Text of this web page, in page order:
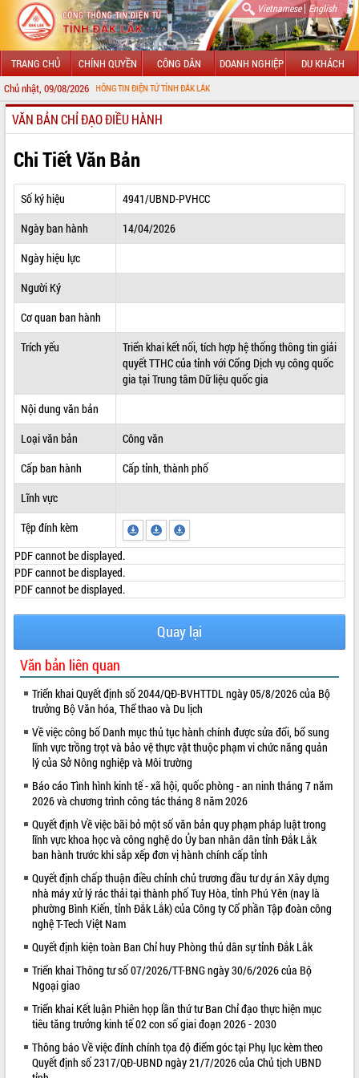
Vietnamese| English
TRANG CHỦ CHÍNH QUYỀN CÔNG DÂN DOANH NGHIỆP DU KHÁCH
Chủ nhật, 09/08/2026
VỚI CỔNG THÔNG TIN ĐIỆN TỬ TỈNH ĐẮK LẮK
GIỚI THIỆU
LÃNH ĐẠO UBND TỈNH
TIN TỨC SỰ KIỆN
SỞ, BAN, NGÀNH
THÔNG TIN CHỈ ĐẠO ĐIỀU HÀNH
HỆ THỐNG VĂN BẢN
VĂN BẢN HĐND TỈNH
QUY HOẠCH - KẾ HOẠCH
VIDEO
Trailer Lễ hội Sầu riêng Đắk Lắk năm
2026
và tặng quà người dân xã Cư Pui
Hội nghị UBND tỉnh Đắk Lắk thường kỳ
tháng 7/2026
Lễ truy tặng danh hiệu “Bà Mẹ Việt
Nam Anh hùng” và trao Huân chương
Lao động
UBND tỉnh Đắk Lắk triển khai nhiệm
ALBUM ẢNH
VĂN BẢN CHỈ ĐẠO ĐIỀU HÀNH
Chi Tiết Văn Bản
Số ký hiệu
4941/UBND-PVHCC
Ngày ban hành
14/04/2026
Ngày hiệu lực
Người Ký
Cơ quan ban hành
Trích yếu
Triển khai kết nối, tích hợp hệ thống thông tin giải
quyết TTHC của tỉnh với Cổng Dịch vụ công quốc
gia tại Trung tâm Dữ liệu quốc gia
Nội dung văn bản
Loại văn bản
Công văn
Cấp ban hành
Cấp tỉnh, thành phố
Lĩnh vực
Tệp đính kèm
PDF cannot be displayed.
PDF cannot be displayed.
PDF cannot be displayed.
Quay lại
Văn bản liên quan
Triển khai Quyết định số 2044/QĐ-BVHTTDL ngày 05/8/2026 của Bộ
trưởng Bộ Văn hóa, Thể thao và Du lịch
Về việc công bố Danh mục thủ tục hành chính được sửa đổi, bổ sung
lĩnh vực trồng trọt và bảo vệ thực vật thuộc phạm vi chức năng quản
lý của Sở Nông nghiệp và Môi trường
Báo cáo Tình hình kinh tế - xã hội, quốc phòng - an ninh tháng 7 năm
2026 và chương trình công tác tháng 8 năm 2026
Quyết định Về việc bãi bỏ một số văn bản quy phạm pháp luật trong
lĩnh vực khoa học và công nghệ do Ủy ban nhân dân tỉnh Đắk Lắk
ban hành trước khi sắp xếp đơn vị hành chính cấp tỉnh
Quyết định chấp thuận điều chỉnh chủ trương đầu tư dự án Xây dựng
nhà máy xử lý rác thải tại thành phố Tuy Hòa, tỉnh Phú Yên (nay là
phường Bình Kiến, tỉnh Đắk Lắk) của Công ty Cổ phần Tập đoàn công
nghệ T-Tech Việt Nam
Quyết định kiện toàn Ban Chỉ huy Phòng thủ dân sự tỉnh Đắk Lắk
Triển khai Thông tư số 07/2026/TT-BNG ngày 30/6/2026 của Bộ
Ngoại giao
Triển khai Kết luận Phiên họp lần thứ tư Ban Chỉ đạo thực hiện mục
tiêu tăng trưởng kinh tế 02 con số giai đoạn 2026 - 2030
Thông báo Về việc đính chính tọa độ điểm góc tại Phụ lục kèm theo
Quyết định số 2317/QĐ-UBND ngày 21/7/2026 của Chủ tịch UBND